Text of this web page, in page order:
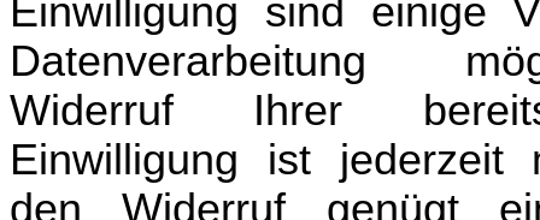
Einwilligung sind einige
Datenverarbeitung
Widerruf Ihrer
Einwilligung ist jederzeit
den Widerruf genügt